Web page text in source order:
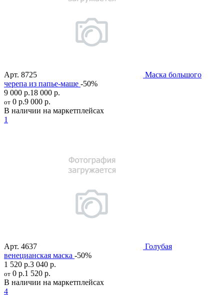
Арт. 8725
Маска большого
черепа из папье-маше -50%
9 000 р.18 000 р.
от 0 р.9 000 р.
В наличии на маркетплейсах
1
Арт. 4637
Голубая
венецианская маска -50%
1 520 р.3 040 р.
от 0 р.1 520 р.
В наличии на маркетплейсах
4